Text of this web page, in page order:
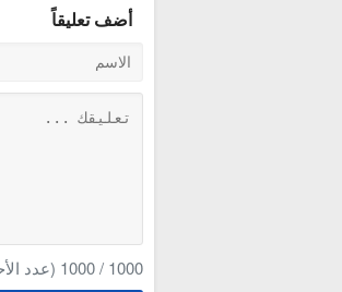
أضف تعليقاً
1000
/
1000 (عدد